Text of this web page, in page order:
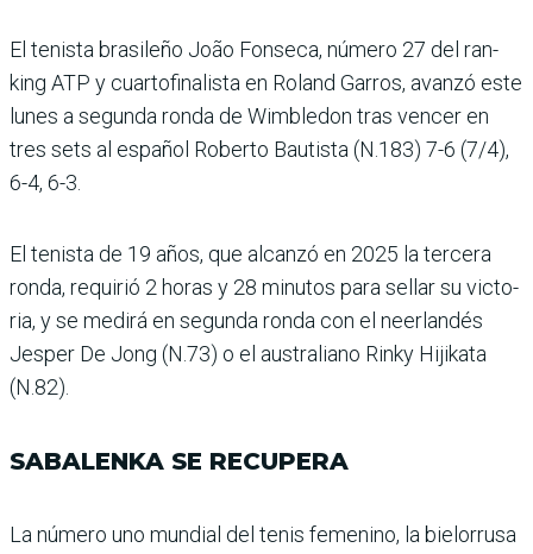
El tenista brasileño João Fonseca, número 27 del ran­
king ATP y cuartofinalista en Roland Garros, avanzó este
lunes a segunda ronda de Wimbledon tras vencer en
tres sets al español Roberto Bau­tista (N.183) 7-6 (7/4),
6-4, 6-3.
El tenista de 19 años, que alcanzó en 2025 la tercera
ronda, requirió 2 horas y 28 minutos para sellar su victo­
ria, y se medirá en segunda ronda con el neerlandés
Jesper De Jong (N.73) o el australiano Rinky Hijikata
(N.82).
SABALENKA SE RECUPERA
La número uno mundial del tenis femenino, la bie­lorrusa